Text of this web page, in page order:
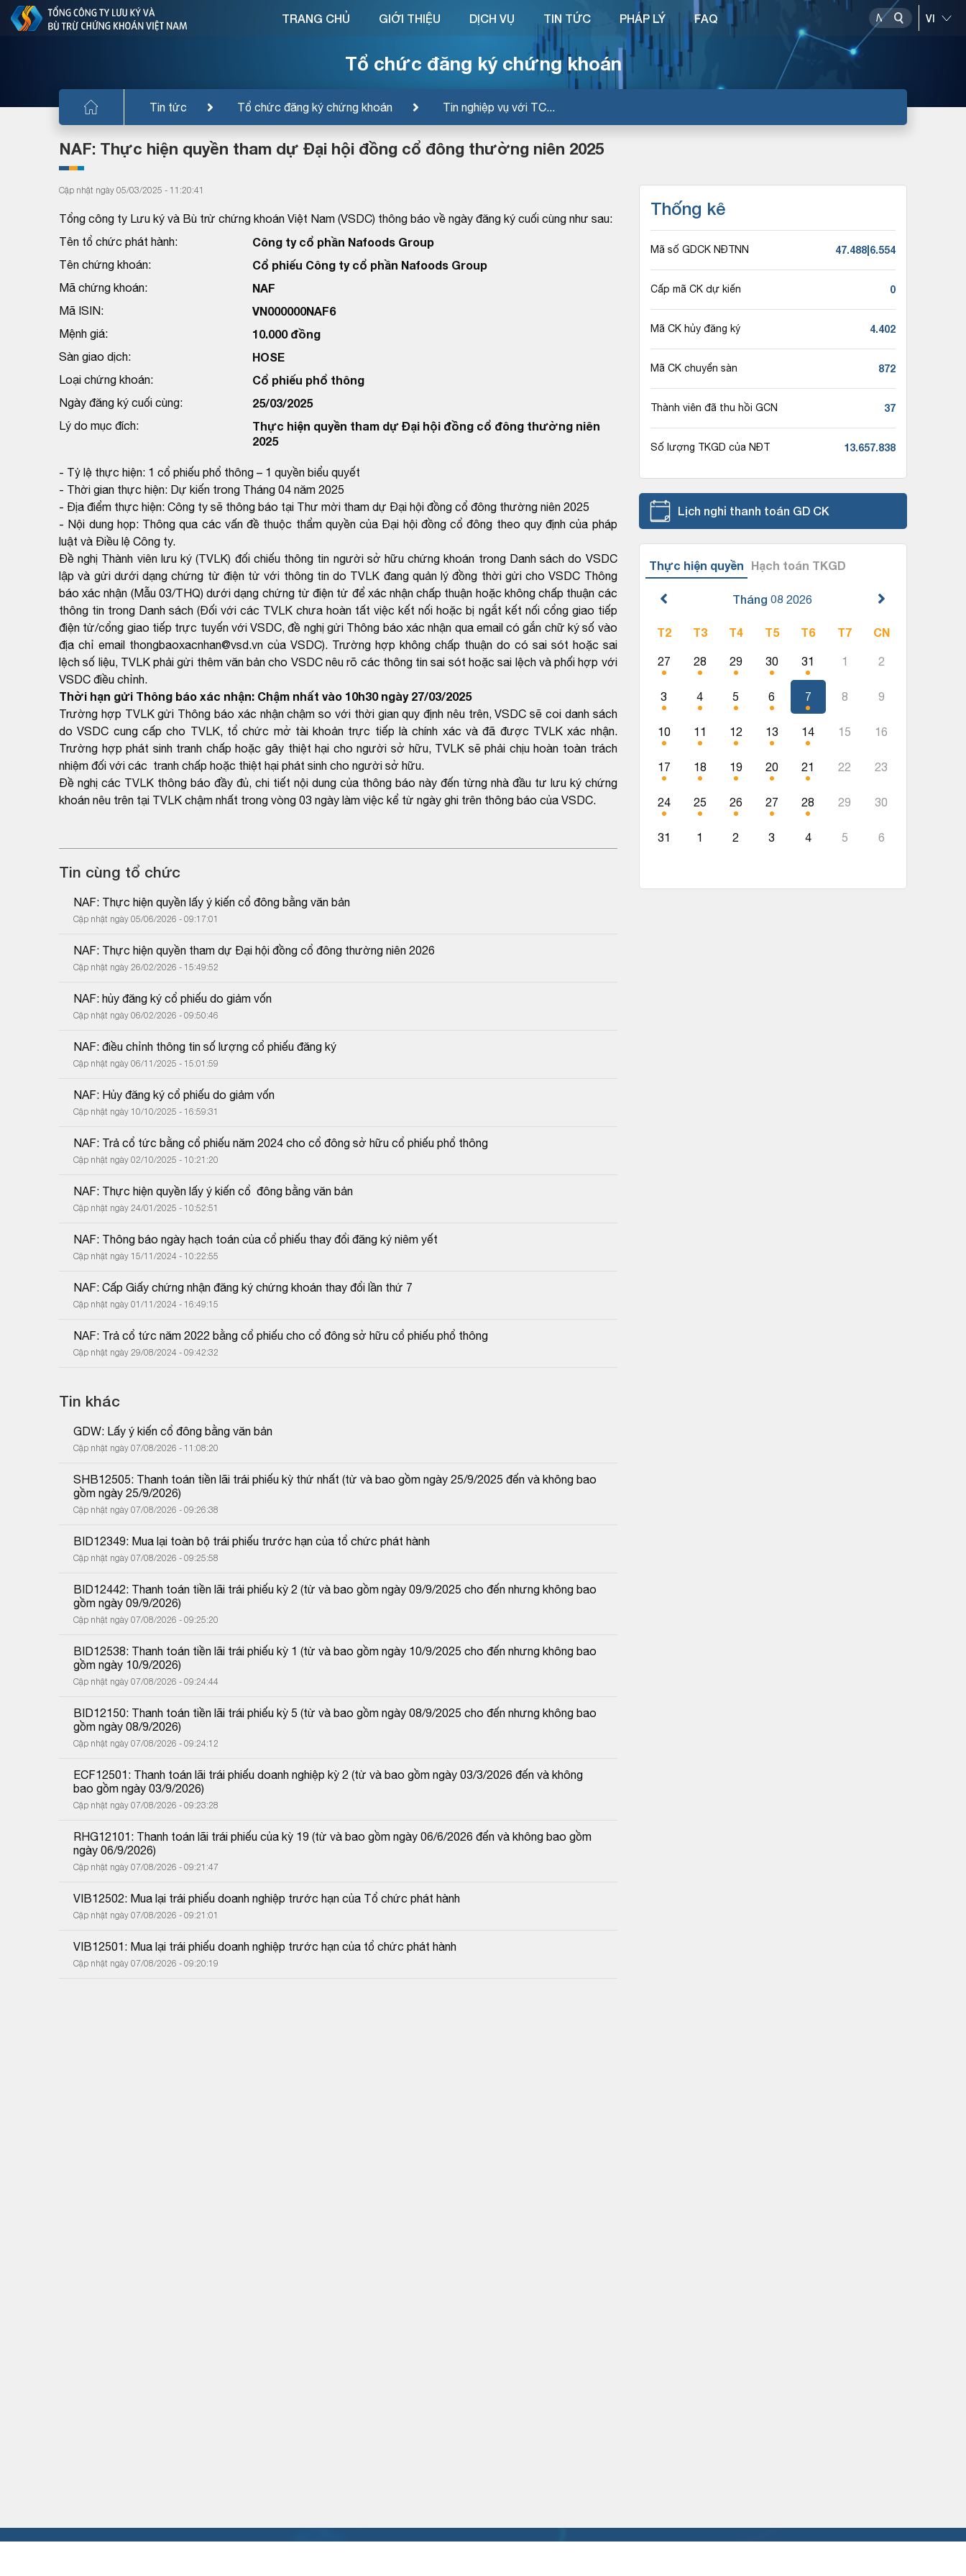
Tổ chức đăng ký chứng khoán
Tin tức Tổ chức đăng ký chứng khoán Tin nghiệp vụ với TC...
TRANG CHỦ GIỚI THIỆU DỊCH VỤ TIN TỨC PHÁP LÝ FAQ
NAF: Thực hiện quyền tham dự Đại hội đồng cổ đông thường niên 2025
Cập nhật ngày 05/03/2025 - 11:20:41
Tổng công ty Lưu ký và Bù trừ chứng khoán Việt Nam (VSDC) thông báo về ngày đăng ký cuối cùng như sau:
Tên tổ chức phát hành:
Công ty cổ phần Nafoods Group
Tên chứng khoán: Cổ phiếu Công ty cổ phần Nafoods Group
Mã chứng khoán: NAF
Mã ISIN: VN000000NAF6
Mệnh giá: 10.000 đồng
Sàn giao dịch: HOSE
Loại chứng khoán: Cổ phiếu phổ thông
Ngày đăng ký cuối cùng: 25/03/2025
Lý do mục đích:
Thực hiện quyền tham dự Đại hội đồng cổ đông thường niên
2025
- Tỷ lệ thực hiện: 1 cổ phiếu phổ thông – 1 quyền biểu quyết
- Thời gian thực hiện: Dự kiến trong Tháng 04 năm 2025
- Địa điểm thực hiện: Công ty sẽ thông báo tại Thư mời tham dự Đại hội đồng cổ đông thường niên 2025
- Nội dung họp: Thông qua các vấn đề thuộc thẩm quyền của Đại hội đồng cổ đông theo quy định của pháp
luật và Điều lệ Công ty.
Đề nghị Thành viên lưu ký (TVLK) đối chiếu thông tin người sở hữu chứng khoán trong Danh sách do VSDC
lập và gửi dưới dạng chứng từ điện tử với thông tin do TVLK đang quản lý đồng thời gửi cho VSDC Thông
báo xác nhận (Mẫu 03/THQ) dưới dạng chứng từ điện tử để xác nhận chấp thuận hoặc không chấp thuận các
thông tin trong Danh sách (Đối với các TVLK chưa hoàn tất việc kết nối hoặc bị ngắt kết nối cổng giao tiếp
điện tử/cổng giao tiếp trực tuyến với VSDC, đề nghị gửi Thông báo xác nhận qua email có gắn chữ ký số vào
địa chỉ email thongbaoxacnhan@vsd.vn của VSDC). Trường hợp không chấp thuận do có sai sót hoặc sai
lệch số liệu, TVLK phải gửi thêm văn bản cho VSDC nêu rõ các thông tin sai sót hoặc sai lệch và phối hợp với
VSDC điều chỉnh.
Thời hạn gửi Thông báo xác nhận: Chậm nhất vào 10h30 ngày 27/03/2025
Trường hợp TVLK gửi Thông báo xác nhận chậm so với thời gian quy định nêu trên, VSDC sẽ coi danh sách
do VSDC cung cấp cho TVLK, tổ chức mở tài khoản trực tiếp là chính xác và đã được TVLK xác nhận.
Trường hợp phát sinh tranh chấp hoặc gây thiệt hại cho người sở hữu, TVLK sẽ phải chịu hoàn toàn trách
nhiệm đối với các tranh chấp hoặc thiệt hại phát sinh cho người sở hữu.
Đề nghị các TVLK thông báo đầy đủ, chi tiết nội dung của thông báo này đến từng nhà đầu tư lưu ký chứng
khoán nêu trên tại TVLK chậm nhất trong vòng 03 ngày làm việc kể từ ngày ghi trên thông báo của VSDC.
Tin cùng tổ chức
NAF: Thực hiện quyền lấy ý kiến cổ đông bằng văn bản
Cập nhật ngày 05/06/2026 - 09:17:01
NAF: Thực hiện quyền tham dự Đại hội đồng cổ đông thường niên 2026
Cập nhật ngày 26/02/2026 - 15:49:52
NAF: hủy đăng ký cổ phiếu do giảm vốn
Cập nhật ngày 06/02/2026 - 09:50:46
NAF: điều chỉnh thông tin số lượng cổ phiếu đăng ký
Cập nhật ngày 06/11/2025 - 15:01:59
NAF: Hủy đăng ký cổ phiếu do giảm vốn
Cập nhật ngày 10/10/2025 - 16:59:31
NAF: Trả cổ tức bằng cổ phiếu năm 2024 cho cổ đông sở hữu cổ phiếu phổ thông
Cập nhật ngày 02/10/2025 - 10:21:20
NAF: Thực hiện quyền lấy ý kiến cổ  đông bằng văn bản
Cập nhật ngày 24/01/2025 - 10:52:51
NAF: Thông báo ngày hạch toán của cổ phiếu thay đổi đăng ký niêm yết
Cập nhật ngày 15/11/2024 - 10:22:55
NAF: Cấp Giấy chứng nhận đăng ký chứng khoán thay đổi lần thứ 7
Cập nhật ngày 01/11/2024 - 16:49:15
NAF: Trả cổ tức năm 2022 bằng cổ phiếu cho cổ đông sở hữu cổ phiếu phổ thông
Cập nhật ngày 29/08/2024 - 09:42:32
Tin khác
GDW: Lấy ý kiến cổ đông bằng văn bản
Cập nhật ngày 07/08/2026 - 11:08:20
SHB12505: Thanh toán tiền lãi trái phiếu kỳ thứ nhất (từ và bao gồm ngày 25/9/2025 đến và không bao
gồm ngày 25/9/2026)
Cập nhật ngày 07/08/2026 - 09:26:38
BID12349: Mua lại toàn bộ trái phiếu trước hạn của tổ chức phát hành
Cập nhật ngày 07/08/2026 - 09:25:58
BID12442: Thanh toán tiền lãi trái phiếu kỳ 2 (từ và bao gồm ngày 09/9/2025 cho đến nhưng không bao
gồm ngày 09/9/2026)
Cập nhật ngày 07/08/2026 - 09:25:20
BID12538: Thanh toán tiền lãi trái phiếu kỳ 1 (từ và bao gồm ngày 10/9/2025 cho đến nhưng không bao
gồm ngày 10/9/2026)
Cập nhật ngày 07/08/2026 - 09:24:44
BID12150: Thanh toán tiền lãi trái phiếu kỳ 5 (từ và bao gồm ngày 08/9/2025 cho đến nhưng không bao
gồm ngày 08/9/2026)
Cập nhật ngày 07/08/2026 - 09:24:12
ECF12501: Thanh toán lãi trái phiếu doanh nghiệp kỳ 2 (từ và bao gồm ngày 03/3/2026 đến và không
bao gồm ngày 03/9/2026)
Cập nhật ngày 07/08/2026 - 09:23:28
RHG12101: Thanh toán lãi trái phiếu của kỳ 19 (từ và bao gồm ngày 06/6/2026 đến và không bao gồm
ngày 06/9/2026)
Cập nhật ngày 07/08/2026 - 09:21:47
VIB12502: Mua lại trái phiếu doanh nghiệp trước hạn của Tổ chức phát hành
Cập nhật ngày 07/08/2026 - 09:21:01
VIB12501: Mua lại trái phiếu doanh nghiệp trước hạn của tổ chức phát hành
Cập nhật ngày 07/08/2026 - 09:20:19
Thống kê
Mã số GDCK NĐTNN 47.488|6.554
Cấp mã CK dự kiến 0
Mã CK hủy đăng ký 4.402
Mã CK chuyển sàn 872
Thành viên đã thu hồi GCN 37
Số lượng TKGD của NĐT 13.657.838
Lịch nghỉ thanh toán GD CK
Thực hiện quyền Hạch toán TKGD
Tháng 08 2026
T2 T3 T4 T5 T6 T7 CN
27 28 29 30 31 1 2
3 4 5 6 7 8 9
10 11 12 13 14 15 16
17 18 19 20 21 22 23
24 25 26 27 28 29 30
31 1 2 3 4 5 6